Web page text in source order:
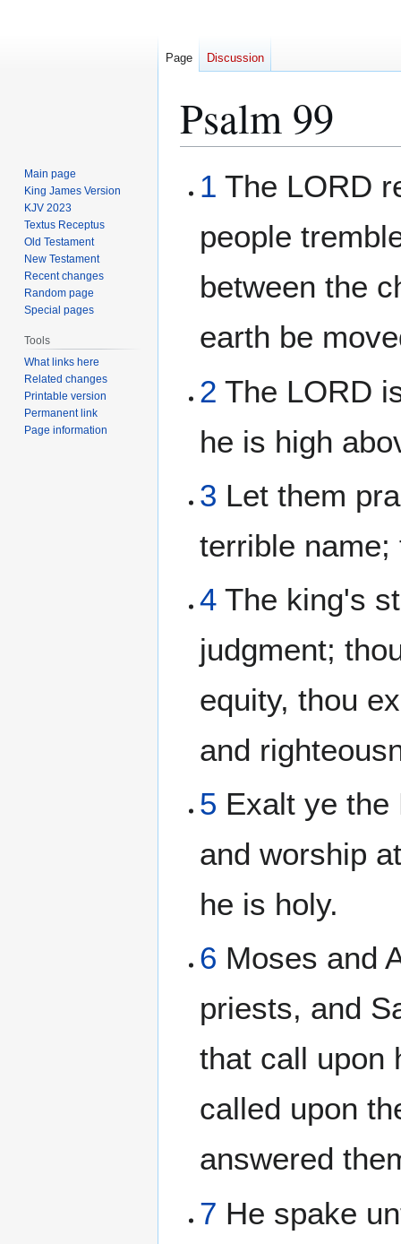
Psalm 99
toto
1 The LORD
people
between the
earth be
2 The LORD
he is high
3 Let them
terrible
4 The king's
judgment;
equity, thou
and
5 Exalt ye the
and worship
he is holy.
6 Moses and
priests, and
that call upon
called upon
answered
7 He spake
Page Discussion
Main page
King James Version
KJV 2023
Textus Receptus
Old Testament
New Testament
Recent changes
Random page
Special pages
Tools
What links here
Related changes
Printable version
Permanent link
Page information